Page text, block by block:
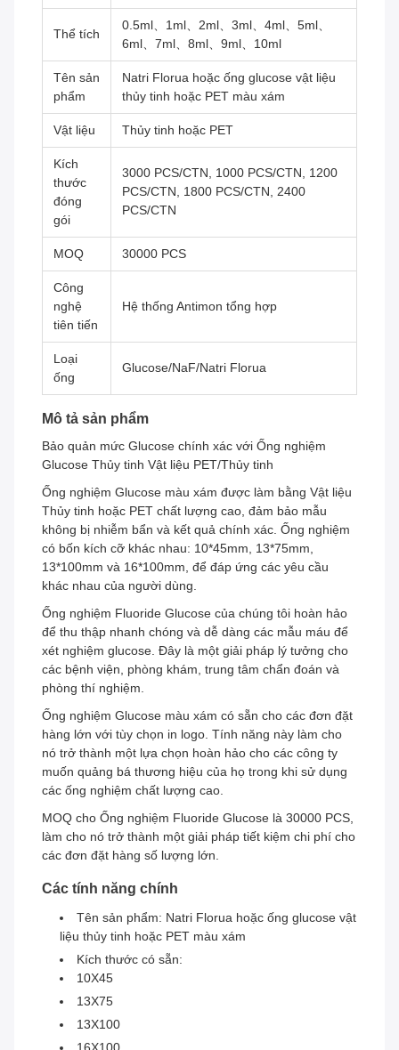
Thể tích
0.5ml、1ml、2ml、3ml、4ml、5ml、
6ml、7ml、8ml、9ml、10ml
Tên sản
phẩm
Natri Florua hoặc ống glucose vật liệu
thủy tinh hoặc PET màu xám
Vật liệu Thủy tinh hoặc PET
Kích
thước
đóng
gói
3000 PCS/CTN, 1000 PCS/CTN, 1200
PCS/CTN, 1800 PCS/CTN, 2400
PCS/CTN
MOQ 30000 PCS
Công
nghệ
tiên tiến
Hệ thống Antimon tổng hợp
Loại
ống
Glucose/NaF/Natri Florua
Mô tả sản phẩm
Bảo quản mức Glucose chính xác với Ống nghiệm
Glucose Thủy tinh Vật liệu PET/Thủy tinh
Ống nghiệm Glucose màu xám được làm bằng Vật liệu
Thủy tinh hoặc PET chất lượng cao, đảm bảo mẫu
không bị nhiễm bẩn và kết quả chính xác. Ống nghiệm
có bốn kích cỡ khác nhau: 10*45mm, 13*75mm,
13*100mm và 16*100mm, để đáp ứng các yêu cầu
khác nhau của người dùng.
Ống nghiệm Fluoride Glucose của chúng tôi hoàn hảo
để thu thập nhanh chóng và dễ dàng các mẫu máu để
xét nghiệm glucose. Đây là một giải pháp lý tưởng cho
các bệnh viện, phòng khám, trung tâm chẩn đoán và
phòng thí nghiệm.
Ống nghiệm Glucose màu xám có sẵn cho các đơn đặt
hàng lớn với tùy chọn in logo. Tính năng này làm cho
nó trở thành một lựa chọn hoàn hảo cho các công ty
muốn quảng bá thương hiệu của họ trong khi sử dụng
các ống nghiệm chất lượng cao.
MOQ cho Ống nghiệm Fluoride Glucose là 30000 PCS,
làm cho nó trở thành một giải pháp tiết kiệm chi phí cho
các đơn đặt hàng số lượng lớn.
Các tính năng chính
Tên sản phẩm: Natri Florua hoặc ống glucose vật
liệu thủy tinh hoặc PET màu xám
Kích thước có sẵn:
10X45
13X75
13X100